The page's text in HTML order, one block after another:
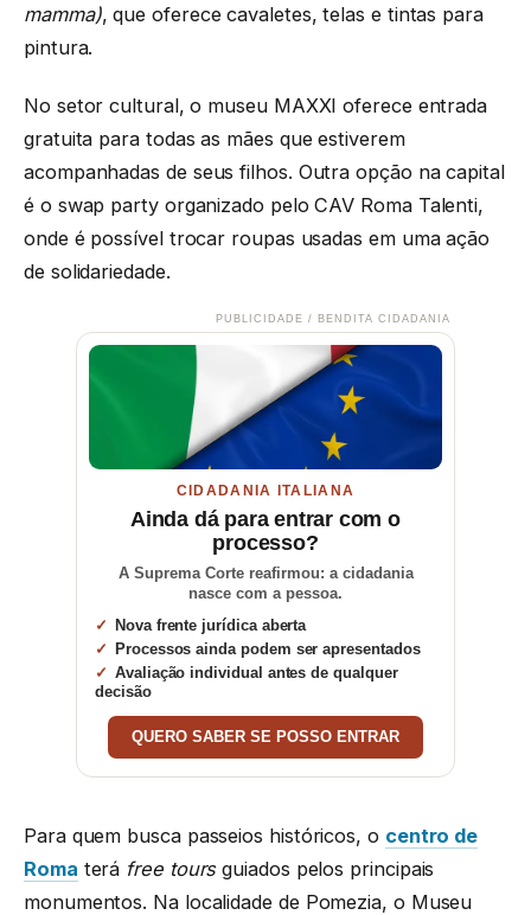
mamma), que oferece cavaletes, telas e tintas para
pintura.
No setor cultural, o museu MAXXI oferece entrada
gratuita para todas as mães que estiverem
acompanhadas de seus filhos. Outra opção na capital
é o swap party organizado pelo CAV Roma Talenti,
onde é possível trocar roupas usadas em uma ação
de solidariedade.
PUBLICIDADE / BENDITA CIDADANIA
CIDADANIA ITALIANA
Ainda dá para entrar com o
processo?
A Suprema Corte reafirmou: a cidadania
nasce com a pessoa.
Nova frente jurídica aberta
Processos ainda podem ser apresentados
Avaliação individual antes de qualquer
decisão
QUERO SABER SE POSSO ENTRAR
Para quem busca passeios históricos, o centro de
Roma terá free toursguiados pelos principais
monumentos. Na localidade de Pomezia, o Museu